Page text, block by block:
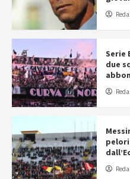
Serie
due